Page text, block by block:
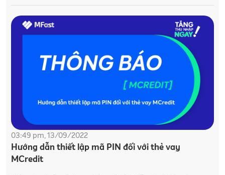
chính tại MCredit. MFast chia sẻ 7 tiêu chí nh
03:49 pm, 13/09/2022
Hướng dẫn thiết lập mã PIN đối với thẻ vay
MCredit